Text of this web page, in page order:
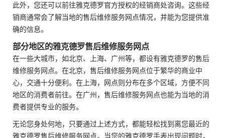
此外，您还可以前往雅克德罗官方授权的经销商处咨询。这些经
销商通常会了解当地的售后维修服务网点情况，并能为您提供准
确的信息。
部分地区的雅克德罗售后维修服务网点
在一些大城市，如北京、上海、广州等，都设有雅克德罗的售后
维修服务网点。在北京，售后维修服务网点位于繁华的商业中
心，交通十分便利。在上海，网点则分布在多个区域，方便不同
地区的消费者前往。在广州，售后维修服务网点也能为当地的消
费者提供专业的服务。
无论您身处何地，只要通过上述方式，都能轻松找到离您最近的
雅克德罗售后维修服务网点。当您的雅克德罗手表出现问题时，